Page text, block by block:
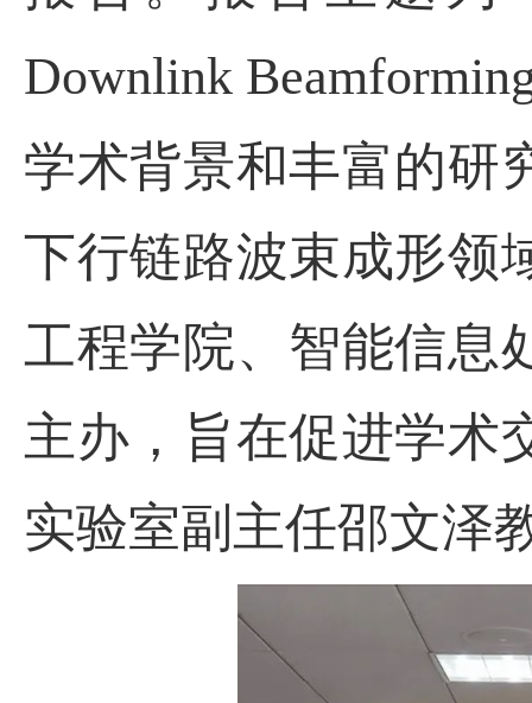
Downlink
学术背景和丰富的研
下行链路波束成形领
工程学院、智能信息
主办，旨在促进学术
实验室副主任邵文泽